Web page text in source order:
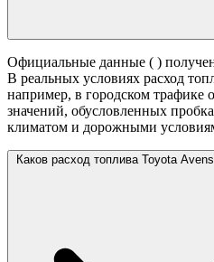
Официальные данные ( )
В реальных условиях расход
например, в городском трафике
значений, обусловленных
климатом и дорожными
Каков расход топлива Toyota